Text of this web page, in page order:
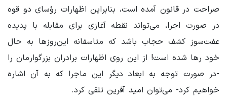
صراحت در قانون آمده است، بنابراین اظهارات رؤسای دو قوه
در صورت اجرا، می‌تواند نقطه آغازی برای مقابله با پدیده
عفت‌سوز کشف حجاب باشد که متاسفانه این‌روزها به حال
خود رها شده است! از این روی اظهارات برادران بزرگوارمان را
-‌در صورت توجه به ابعاد دیگر این ماجرا که به آن اشاره
خواهیم کرد- می‌توان امید آفرین تلقی کرد.